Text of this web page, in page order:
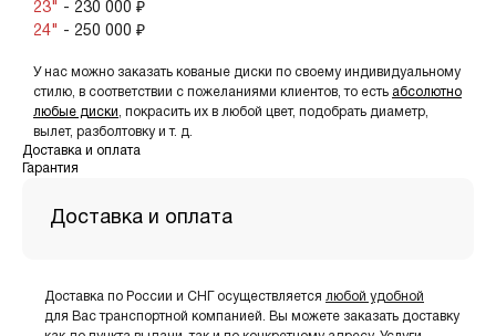
23" - 230 000 ₽
24" - 250 000 ₽
У нас можно заказать кованые диски по своему индивидуальному
стилю, в соответствии с пожеланиями клиентов, то есть абсолютно
любые диски , покрасить их в любой цвет, подобрать диаметр,
вылет, разболтовку и т. д.
Доставка и оплата
Гарантия
Доставка и оплата
Доставка по России и СНГ осуществляется любой удобной
для Вас транспортной компанией. Вы можете заказать доставку